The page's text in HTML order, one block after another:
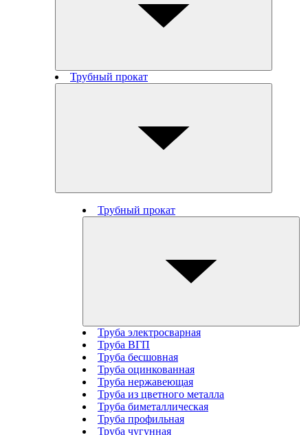
Трубный прокат
Трубный прокат
Труба электросварная
Труба ВГП
Труба бесшовная
Труба оцинкованная
Труба нержавеющая
Труба из цветного металла
Труба биметаллическая
Труба профильная
Труба чугунная